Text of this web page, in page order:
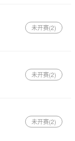
未开赛(2)
未开赛(2)
未开赛(2)